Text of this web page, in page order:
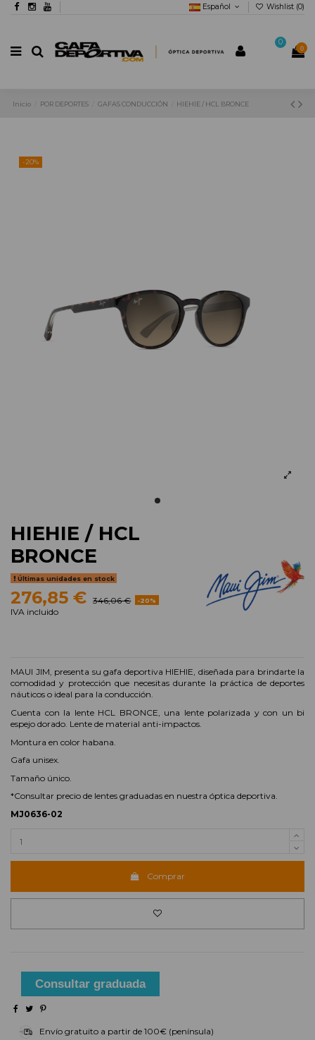
Español Wishlist (0)
0
0
Inicio POR DEPORTES GAFAS CONDUCCIÓN HIEHIE / HCL BRONCE
-20%
HIEHIE / HCL
BRONCE
Últimas unidades en stock
276,85 € 346,06 € -20%
IVA incluido
MAUI JIM, presenta su gafa deportiva HIEHIE, diseñada para brindarte la
comodidad y protección que necesitas durante la práctica de deportes
náuticos o ideal para la conducción.
Cuenta con la lente HCL BRONCE, una lente polarizada y con un bi
espejo dorado. Lente de material anti-impactos.
Montura en color habana.
Gafa unisex.
Tamaño único.
*Consultar precio de lentes graduadas en nuestra óptica deportiva.
MJ0636-02
Comprar
Consultar graduada
Envío gratuito a partir de 100€ (península)